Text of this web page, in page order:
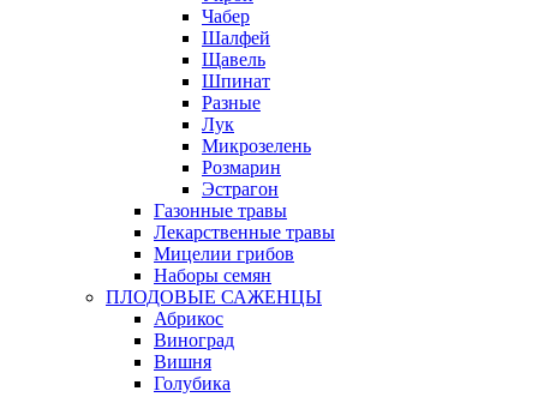
Чабер
Шалфей
Щавель
Шпинат
Разные
Лук
Микрозелень
Розмарин
Эстрагон
Газонные травы
Лекарственные травы
Мицелии грибов
Наборы семян
ПЛОДОВЫЕ САЖЕНЦЫ
Абрикос
Виноград
Вишня
Голубика